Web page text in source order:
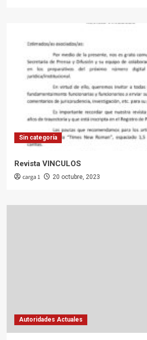
Sin categoría
Revista VINCULOS
carga 1 20 octubre, 2023
Autoridades Actuales